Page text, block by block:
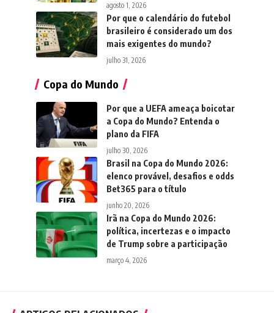
agosto 1, 2026
Por que o calendário do futebol
brasileiro é considerado um dos
mais exigentes do mundo?
julho 31, 2026
Copa do Mundo
Por que a UEFA ameaça boicotar
a Copa do Mundo? Entenda o
plano da FIFA
julho 30, 2026
Brasil na Copa do Mundo 2026:
elenco provável, desafios e odds
Bet365 para o título
junho 20, 2026
Irã na Copa do Mundo 2026:
política, incertezas e o impacto
de Trump sobre a participação
março 4, 2026